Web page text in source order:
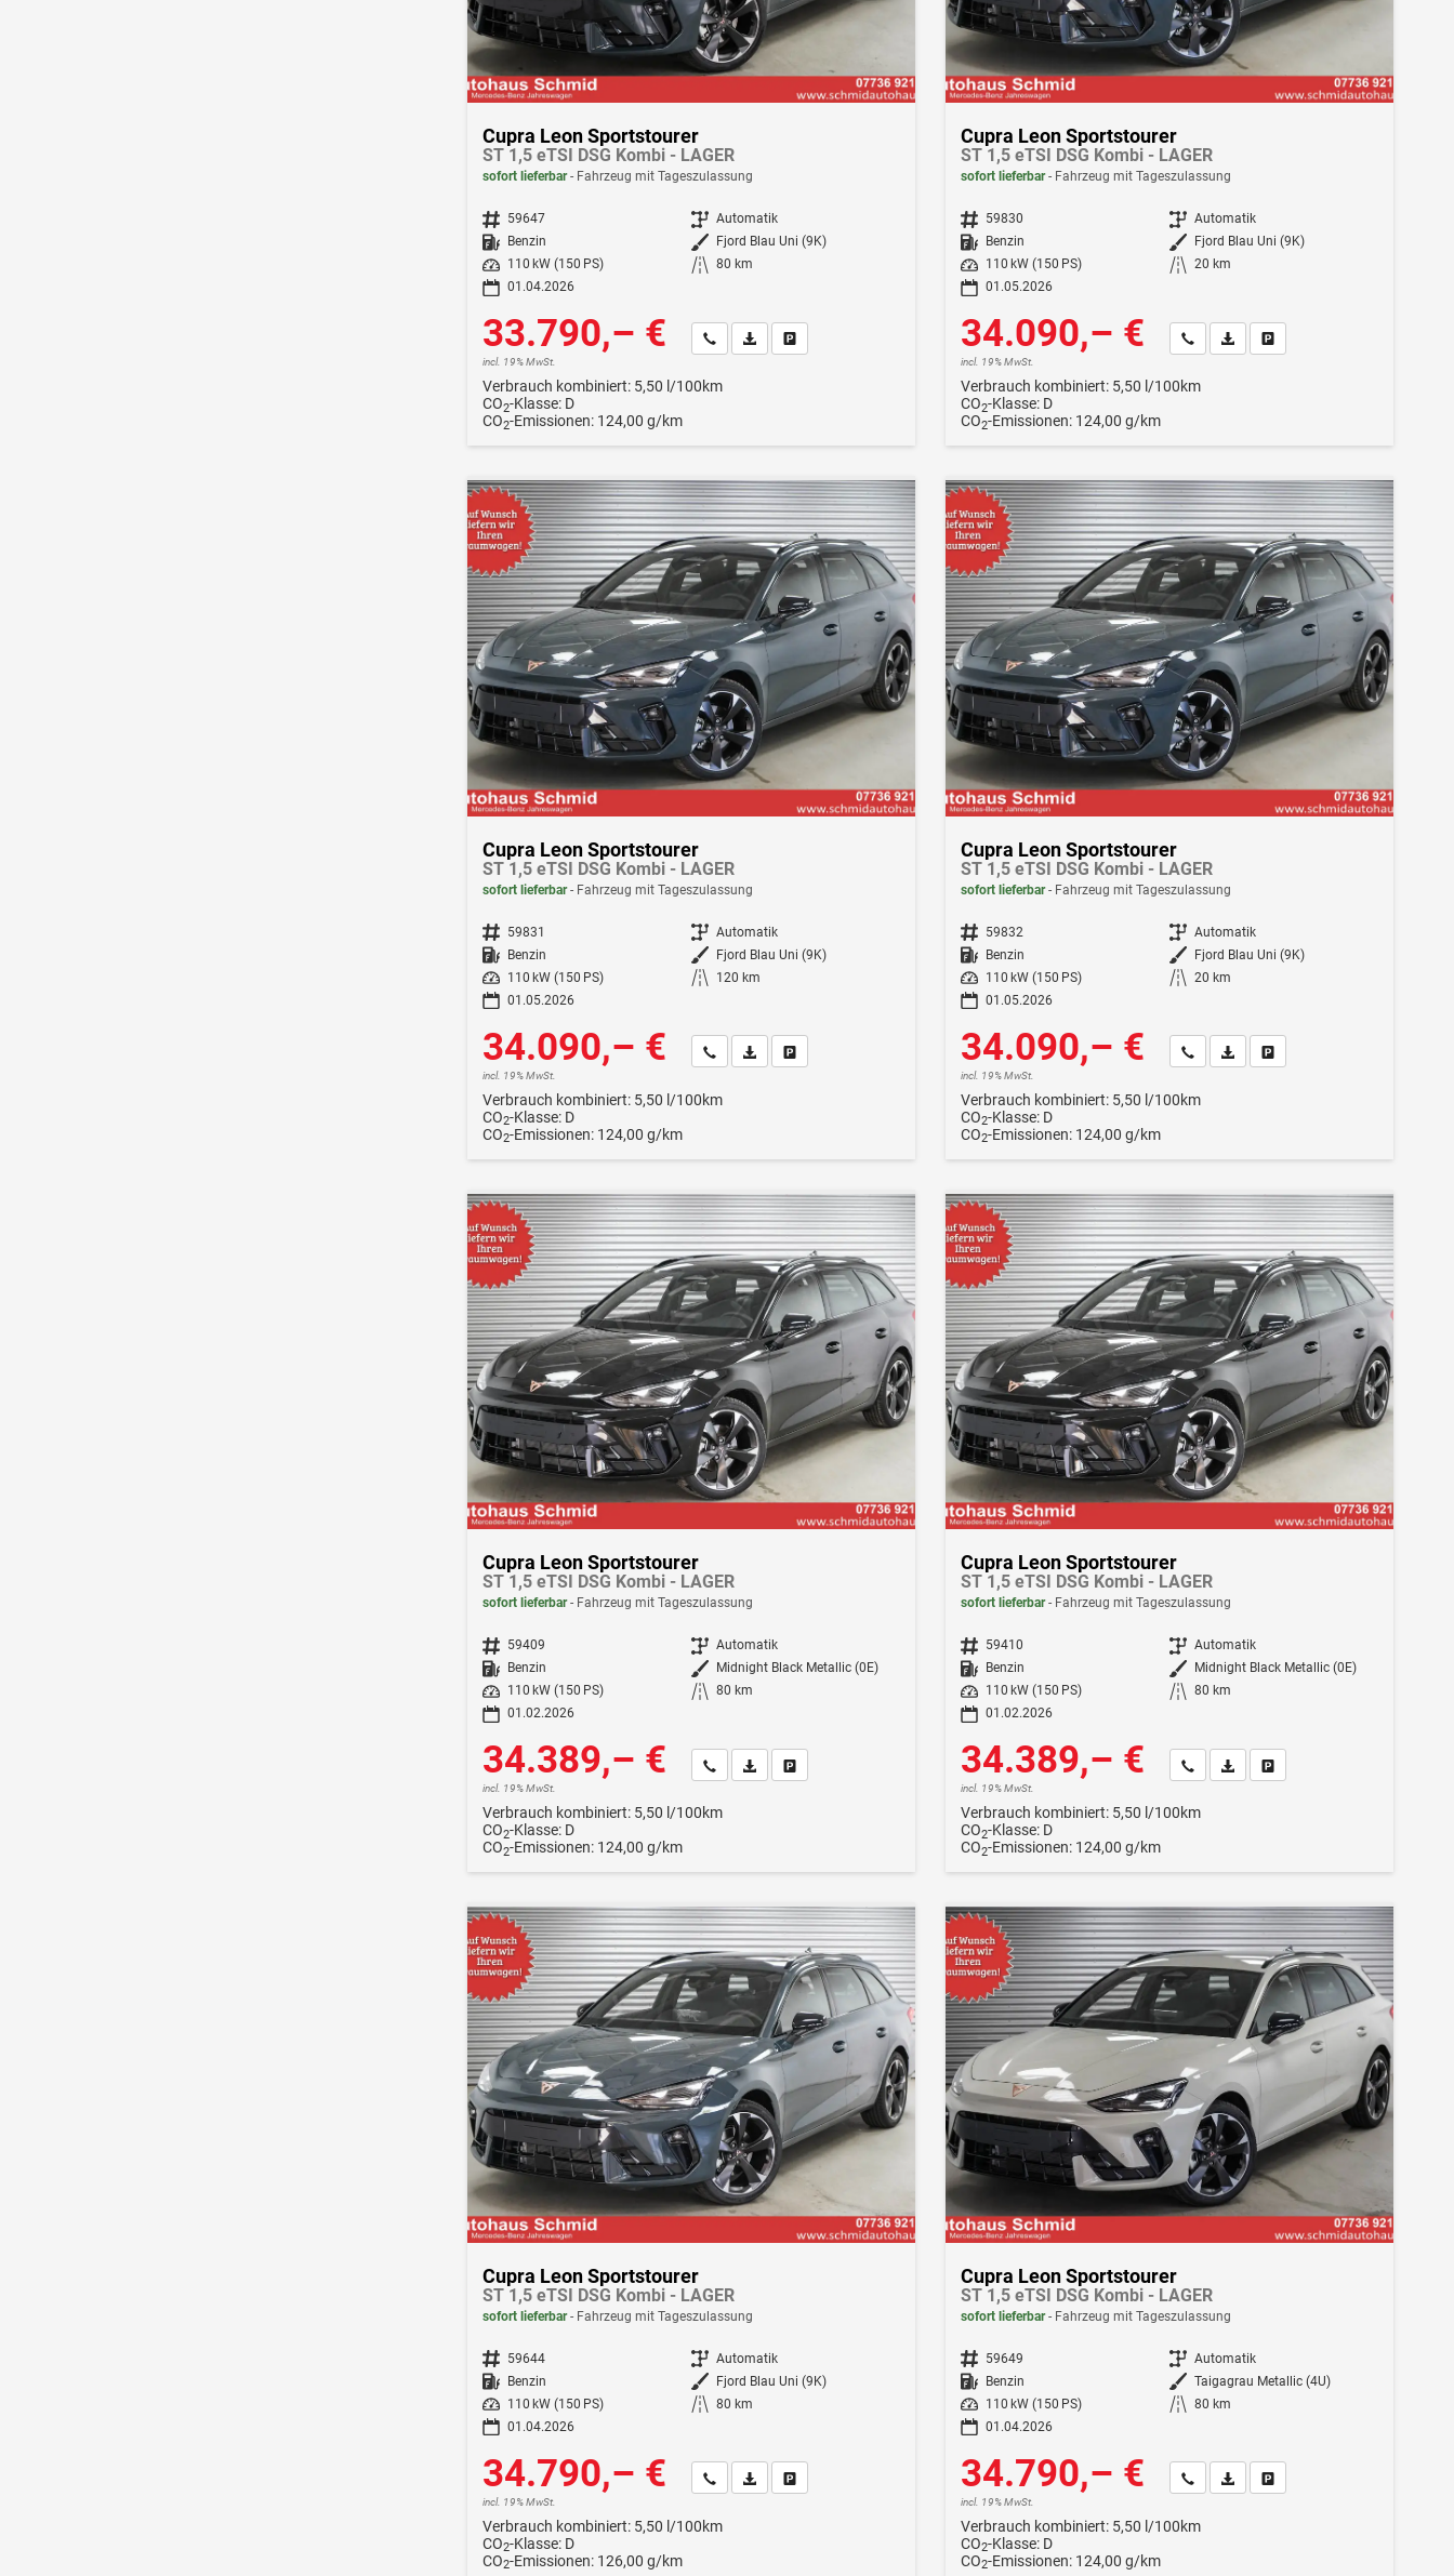
Cupra Leon Sportstourer
ST 1,5 eTSI DSG Kombi - LAGER
sofort lieferbar Fahrzeug mit Tageszulassung
Fahrzeugnr. 59647 Getriebe Automatik
Kraftstoff
Benzin Außenfarbe
Fjord Blau Uni (9K)
Leistung
110 kW (150 PS) Kilometerstand 80 km
01.04.2026
33.790,– €
incl. 19% MwSt.
Wir rufen Sie an
Fahrzeugexposé (PDF)
Fahrzeug parken
Verbrauch kombiniert: 5,50 l/100km
CO2-Klasse: D
CO2-Emissionen: 124,00 g/km
Cupra Leon Sportstourer
ST 1,5 eTSI DSG Kombi - LAGER
sofort lieferbar Fahrzeug mit Tageszulassung
Fahrzeugnr. 59830 Getriebe Automatik
Kraftstoff
Benzin Außenfarbe
Fjord Blau Uni (9K)
Leistung
110 kW (150 PS) Kilometerstand 20 km
01.05.2026
34.090,– €
incl. 19% MwSt.
Wir rufen Sie an
Fahrzeugexposé (PDF)
Fahrzeug parken
Verbrauch kombiniert: 5,50 l/100km
CO2-Klasse: D
CO2-Emissionen: 124,00 g/km
Cupra Leon Sportstourer
ST 1,5 eTSI DSG Kombi - LAGER
sofort lieferbar Fahrzeug mit Tageszulassung
Fahrzeugnr. 59831 Getriebe Automatik
Kraftstoff Benzin Außenfarbe Fjord Blau Uni (9K)
Leistung
110 kW (150 PS) Kilometerstand
120 km
01.05.2026
34.090,– €
incl. 19% MwSt.
Wir rufen Sie an
Fahrzeugexposé (PDF)
Fahrzeug parken
Verbrauch kombiniert: 5,50 l/100km
CO2-Klasse: D
CO2-Emissionen: 124,00 g/km
Cupra Leon Sportstourer
ST 1,5 eTSI DSG Kombi - LAGER
sofort lieferbar Fahrzeug mit Tageszulassung
Fahrzeugnr. 59832 Getriebe Automatik
Kraftstoff Benzin Außenfarbe Fjord Blau Uni (9K)
Leistung
110 kW (150 PS) Kilometerstand 20 km
01.05.2026
34.090,– €
incl. 19% MwSt.
Wir rufen Sie an
Fahrzeugexposé (PDF)
Fahrzeug parken
Verbrauch kombiniert: 5,50 l/100km
CO2-Klasse: D
CO2-Emissionen: 124,00 g/km
Cupra Leon Sportstourer
ST 1,5 eTSI DSG Kombi - LAGER
sofort lieferbar Fahrzeug mit Tageszulassung
Fahrzeugnr. 59409 Getriebe Automatik
Kraftstoff
Benzin Außenfarbe
Midnight Black Metallic (0E)
Leistung
110 kW (150 PS) Kilometerstand 80 km
01.02.2026
34.389,– €
incl. 19% MwSt.
Wir rufen Sie anFahrzeugexposé (PDF)
Fahrzeug parken
Verbrauch kombiniert: 5,50 l/100km
CO2-Klasse: D
CO2-Emissionen: 124,00 g/km
Cupra Leon Sportstourer
ST 1,5 eTSI DSG Kombi - LAGER
sofort lieferbar Fahrzeug mit Tageszulassung
Fahrzeugnr. 59410 Getriebe Automatik
Kraftstoff
Benzin Außenfarbe
Midnight Black Metallic (0E)
Leistung
110 kW (150 PS) Kilometerstand 80 km
01.02.2026
34.389,– €
incl. 19% MwSt.
Wir rufen Sie anFahrzeugexposé (PDF)
Fahrzeug parken
Verbrauch kombiniert: 5,50 l/100km
CO2-Klasse: D
CO2-Emissionen: 124,00 g/km
Cupra Leon Sportstourer
ST 1,5 eTSI DSG Kombi - LAGER
sofort lieferbar Fahrzeug mit Tageszulassung
Fahrzeugnr. 59644 Getriebe Automatik
Kraftstoff Benzin Außenfarbe Fjord Blau Uni (9K)
Leistung
110 kW (150 PS) Kilometerstand 80 km
01.04.2026
34.790,– €
incl. 19% MwSt.
Wir rufen Sie an
Fahrzeugexposé (PDF)
Fahrzeug parken
Verbrauch kombiniert: 5,50 l/100km
CO2-Klasse: D
CO2-Emissionen: 126,00 g/km
Cupra Leon Sportstourer
ST 1,5 eTSI DSG Kombi - LAGER
sofort lieferbar Fahrzeug mit Tageszulassung
Fahrzeugnr. 59649 Getriebe Automatik
Kraftstoff Benzin Außenfarbe Taigagrau Metallic (4U)
Leistung
110 kW (150 PS) Kilometerstand 80 km
01.04.2026
34.790,– €
incl. 19% MwSt.
Wir rufen Sie an
Fahrzeugexposé (PDF)
Fahrzeug parken
Verbrauch kombiniert: 5,50 l/100km
CO2-Klasse: D
CO2-Emissionen: 124,00 g/km